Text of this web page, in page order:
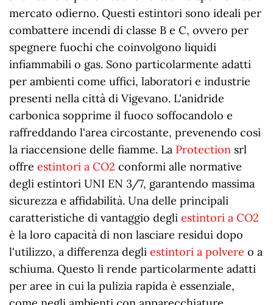
mercato odierno. Questi estintori sono ideali per
combattere incendi di classe B e C, ovvero per
spegnere fuochi che coinvolgono liquidi
infiammabili o gas. Sono particolarmente adatti
per ambienti come uffici, laboratori e industrie
presenti nella città di Vigevano. L'anidride
carbonica sopprime il fuoco soffocandolo e
raffreddando l'area circostante, prevenendo così
la riaccensione delle fiamme. La Protection srl
offre estintori a CO2 conformi alle normative
degli estintori UNI EN 3/7, garantendo massima
sicurezza e affidabilità. Una delle principali
caratteristiche di vantaggio degli estintori a CO2
è la loro capacità di non lasciare residui dopo
l'utilizzo, a differenza degli estintori a polvere o a
schiuma. Questo li rende particolarmente adatti
per aree in cui la pulizia rapida è essenziale,